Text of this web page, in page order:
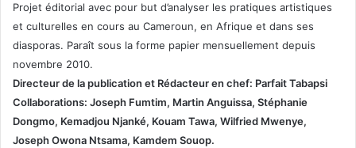
Projet éditorial avec pour but d’analyser les pratiques artistiques
et culturelles en cours au Cameroun, en Afrique et dans ses
diasporas. Paraît sous la forme papier mensuellement depuis
novembre 2010.
Directeur de la publication et Rédacteur en chef: Parfait Tabapsi
Collaborations: Joseph Fumtim, Martin Anguissa, Stéphanie
Dongmo, Kemadjou Njanké, Kouam Tawa, Wilfried Mwenye,
Joseph Owona Ntsama, Kamdem Souop.